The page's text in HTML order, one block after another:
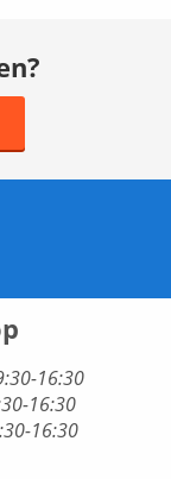
16:30
16:30
16:30